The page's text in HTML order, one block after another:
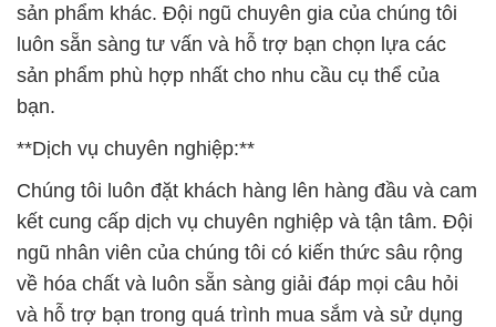
sản phẩm khác. Đội ngũ chuyên gia của chúng tôi
luôn sẵn sàng tư vấn và hỗ trợ bạn chọn lựa các
sản phẩm phù hợp nhất cho nhu cầu cụ thể của
bạn.
**Dịch vụ chuyên nghiệp:**
Chúng tôi luôn đặt khách hàng lên hàng đầu và cam
kết cung cấp dịch vụ chuyên nghiệp và tận tâm. Đội
ngũ nhân viên của chúng tôi có kiến thức sâu rộng
về hóa chất và luôn sẵn sàng giải đáp mọi câu hỏi
và hỗ trợ bạn trong quá trình mua sắm và sử dụng